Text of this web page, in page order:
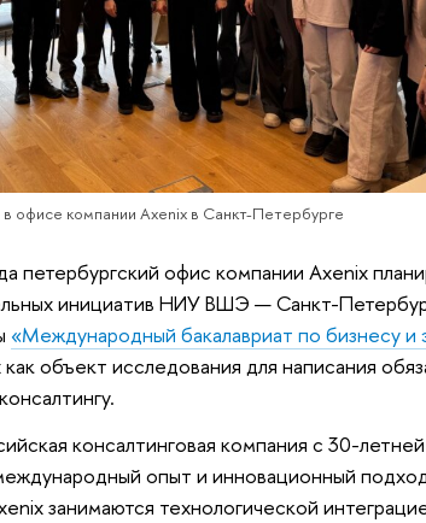
офисе компании Axenix в Санкт-Петербурге
петербургский офис компании Axenix
инициатив НИУ ВШЭ — Санкт-
«Международный бакалавриат по бизнесу и
объект исследования для написания
консалтинговая компания с 30-
опыт и инновационный
занимаются технологической